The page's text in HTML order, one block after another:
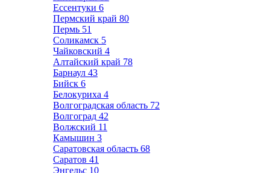
Ессентуки 6
Пермский край 80
Пермь 51
Соликамск 5
Чайковский 4
Алтайский край 78
Барнаул 43
Бийск 6
Белокуриха 4
Волгоградская область 72
Волгоград 42
Волжский 11
Камышин 3
Саратовская область 68
Саратов 41
Энгельс 10